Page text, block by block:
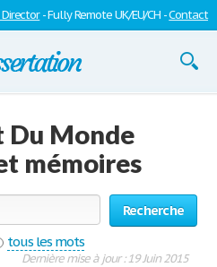
- Fully Remote UK/EU/CH -Contact
Du Monde
mémoires
Recherche
tous les mots
Dernière mise à jour : 19 Juin 2015